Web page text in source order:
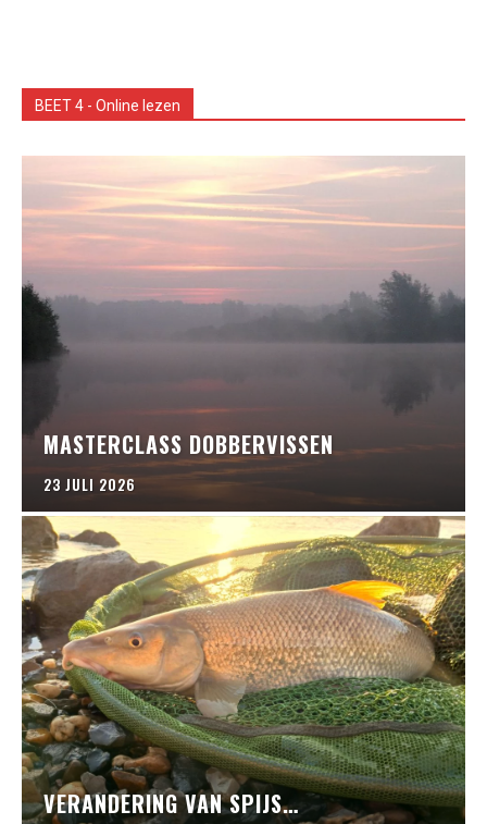
BEET 4 - Online lezen
MASTERCLASS DOBBERVISSEN
23 JULI 2026
VERANDERING VAN SPIJS…